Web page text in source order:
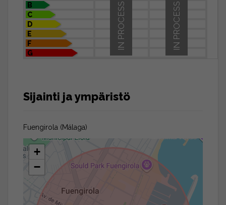
B
C
D
E
F
G
IN PROCESS
IN PROCESS
Sijainti ja ympäristö
Fuengirola (Málaga)
+
−